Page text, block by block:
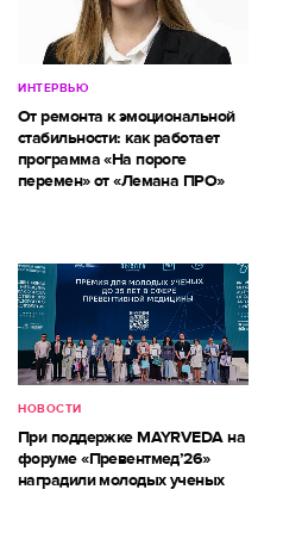
ИНТЕРВЬЮ
От ремонта к эмоциональной
стабильности: как работает
программа «На пороге
перемен» от «Лемана ПРО»
НОВОСТИ
При поддержке MAYRVEDA на
форуме «Превентмед’26»
наградили молодых ученых